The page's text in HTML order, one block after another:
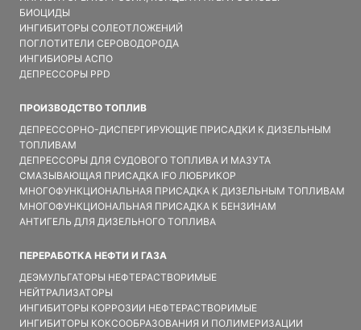
БИОЦИДЫ
ИНГИБИТОРЫ СОЛЕОТЛОЖЕНИЙ
ПОГЛОТИТЕЛИ СЕРОВОДОРОДА
ИНГИБИОРЫ АСПО
ДЕПРЕССОРЫ PPD
ПРОИЗВОДСТВО ТОПЛИВ
ДЕПРЕССОРНО-ДИСПЕРГИРУЮЩИЕ ПРИСАДКИ К ДИЗЕЛЬНЫМ
ТОПЛИВАМ
ДЕПРЕССОРЫ ДЛЯ СУДОВОГО ТОПЛИВА И МАЗУТА
СМАЗЫВАЮЩАЯ ПРИСАДКА IFO ЛЮБРИКОР
МНОГОФУНКЦИОНАЛЬНАЯ ПРИСАДКА К ДИЗЕЛЬНЫМ ТОПЛИВАМ
МНОГОФУНКЦИОНАЛЬНАЯ ПРИСАДКА К БЕНЗИНАМ
АНТИГЕЛЬ ДЛЯ ДИЗЕЛЬНОГО ТОПЛИВА
ПЕРЕРАБОТКА НЕФТИ И ГАЗА
ДЕЭМУЛЬГАТОРЫ НЕФТЕРАСТВОРИМЫЕ
НЕЙТРАЛИЗАТОРЫ
ИНГИБИТОРЫ КОРРОЗИИ НЕФТЕРАСТВОРИМЫЕ
ИНГИБИТОРЫ КОКСООБРАЗОВАНИЯ И ПОЛИМЕРИЗАЦИИ